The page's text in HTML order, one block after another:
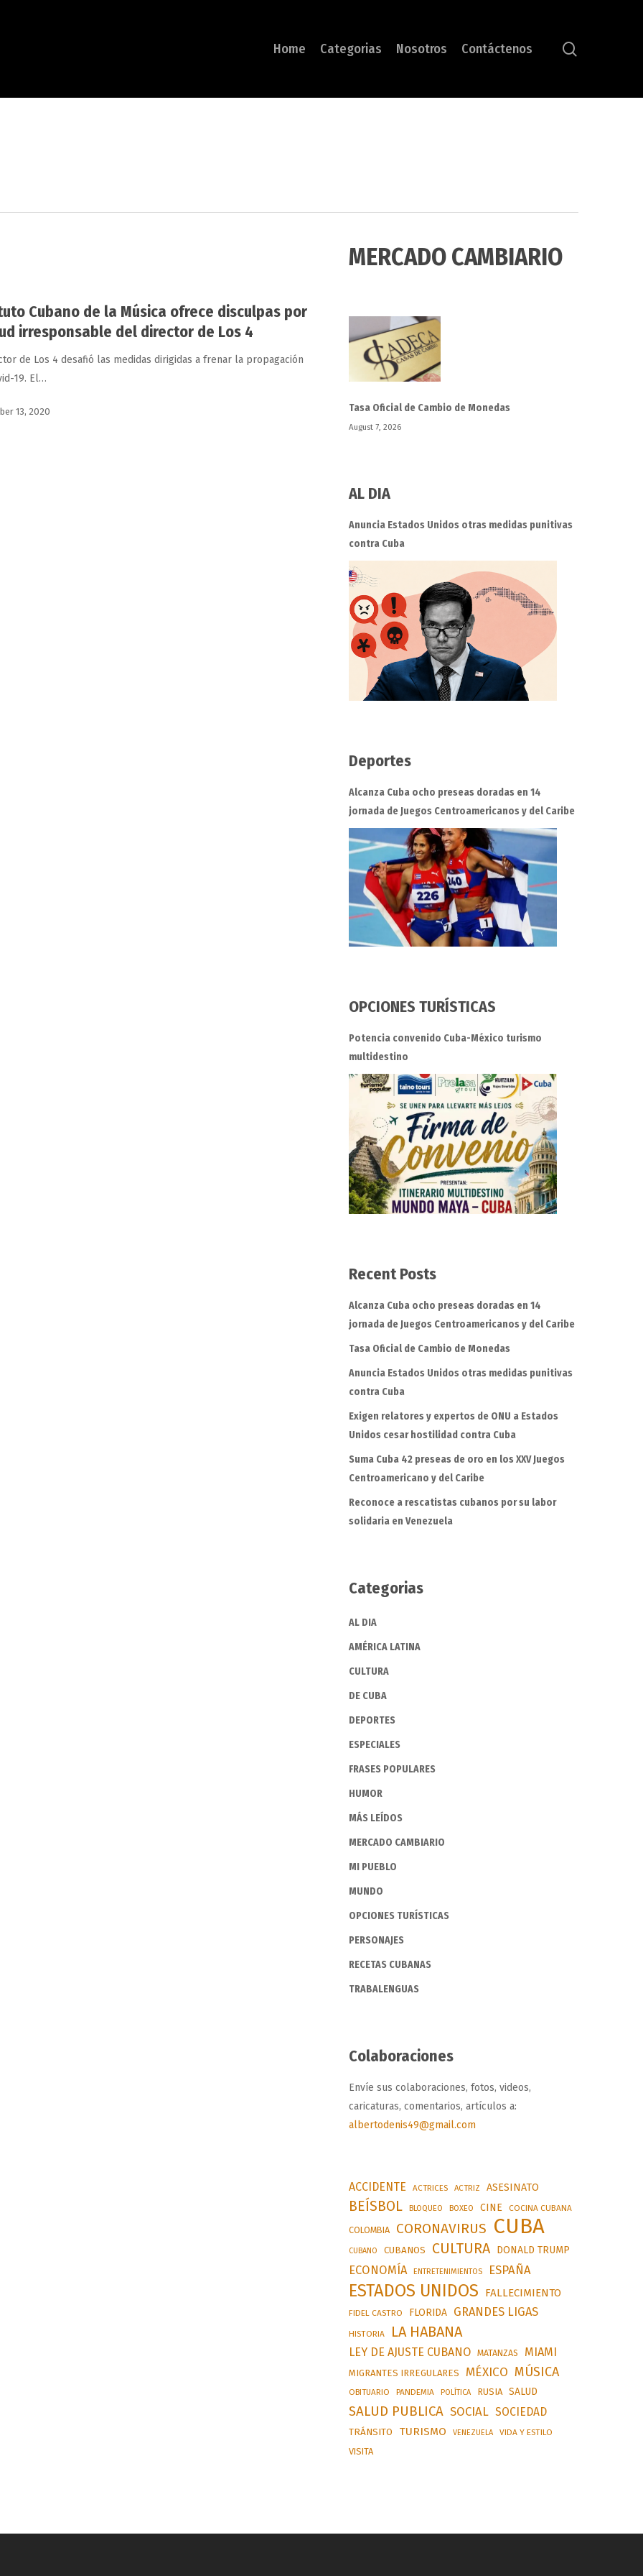
Home Categorias Nosotros Contáctenos
Cubano de la Música ofrece disculpas por
irresponsable del director de Los 4
de Los 4 desafió las medidas dirigidas a frenar la propagación
19. El…
13, 2020
MERCADO CAMBIARIO
Tasa Oficial de Cambio de Monedas
August 7, 2026
AL DIA
Anuncia Estados Unidos otras medidas punitivas
contra Cuba
Deportes
Alcanza Cuba ocho preseas doradas en 14
jornada de Juegos Centroamericanos y del Caribe
OPCIONES TURÍSTICAS
Potencia convenido Cuba-México turismo
multidestino
Recent Posts
Alcanza Cuba ocho preseas doradas en 14
jornada de Juegos Centroamericanos y del Caribe
Tasa Oficial de Cambio de Monedas
Anuncia Estados Unidos otras medidas punitivas
contra Cuba
Exigen relatores y expertos de ONU a Estados
Unidos cesar hostilidad contra Cuba
Suma Cuba 42 preseas de oro en los XXV Juegos
Centroamericano y del Caribe
Reconoce a rescatistas cubanos por su labor
solidaria en Venezuela
Categorias
AL DIA
AMÉRICA LATINA
CULTURA
DE CUBA
DEPORTES
ESPECIALES
FRASES POPULARES
HUMOR
MÁS LEÍDOS
MERCADO CAMBIARIO
MI PUEBLO
MUNDO
OPCIONES TURÍSTICAS
PERSONAJES
RECETAS CUBANAS
TRABALENGUAS
Colaboraciones
Envíe sus colaboraciones, fotos, videos,
caricaturas, comentarios, artículos a:
albertodenis49@gmail.com
ACCIDENTE ACTRICES ACTRIZ ASESINATO
BEÍSBOL BLOQUEO BOXEO CINE COCINA CUBANA
COLOMBIA CORONAVIRUS CUBA
CUBANO CUBANOS CULTURA DONALD TRUMP
ECONOMÍA ENTRETENIMIENTOS ESPAÑA
ESTADOS UNIDOS FALLECIMIENTO
FIDEL CASTRO FLORIDA GRANDES LIGAS
HISTORIA LA HABANA
LEY DE AJUSTE CUBANO MATANZAS MIAMI
MIGRANTES IRREGULARES MÉXICO MÚSICA
OBITUARIO PANDEMIA POLÍTICA RUSIA SALUD
SALUD PUBLICA SOCIAL SOCIEDAD
TRÁNSITO TURISMO VENEZUELA VIDA Y ESTILO
VISITA